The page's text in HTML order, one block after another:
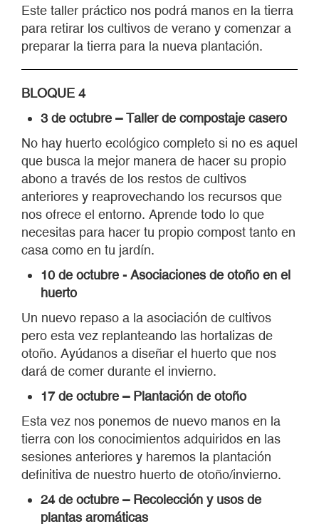
abono a través de los restos de cultivos
anteriores y reaprovechando los recursos que
nos ofrece el entorno. Aprende todo lo que
necesitas para hacer tu propio compost tanto en
10 de octubre - Asociaciones de otoño en el
huerto
Un nuevo repaso a la asociación de cultivos
pero esta vez replanteando las hortalizas de
otoño. Ayúdanos a diseñar el huerto que nos
dará de comer durante el invierno.
17 de octubre – Plantación de otoño
Esta vez nos ponemos de nuevo manos en la
tierra con los conocimientos adquiridos en las
sesiones anteriores y haremos la plantación
24 de octubre – Recolección y usos de
plantas aromáticas
No todo en el huerto son hortalizas. Las plantas
aromáticas poseen muchas funciones y siempre
usos y lleva a cabo algunas prácticas sencillas
para extraer todas sus propiedades.
31 de octubre – Excursión al huerto
No hay mejor manera de cerrar nuestro ciclo de
huerto que haciendo una visita a un huerto en el